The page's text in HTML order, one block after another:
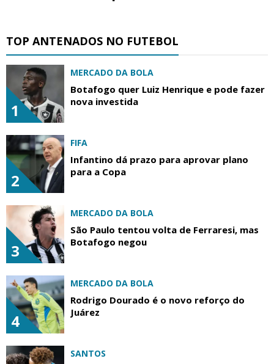
TOP ANTENADOS NO FUTEBOL
1
MERCADO DA BOLA
Botafogo quer Luiz Henrique e pode fazer
nova investida
2
FIFA
Infantino dá prazo para aprovar plano
para a Copa
3
MERCADO DA BOLA
São Paulo tentou volta de Ferraresi, mas
Botafogo negou
4
MERCADO DA BOLA
Rodrigo Dourado é o novo reforço do
Juárez
SANTOS